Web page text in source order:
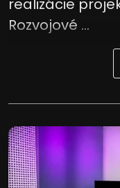
realizácie
Rozvojové ...